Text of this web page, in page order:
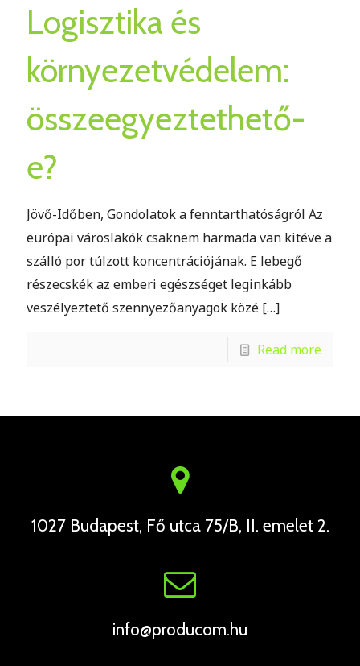
Logisztika és
környezetvédelem:
összeegyeztethető-
e?
Jövő-Időben, Gondolatok a fenntarthatóságról Az
európai városlakók csaknem harmada van kitéve a
szálló por túlzott koncentrációjának. E lebegő
részecskék az emberi egészséget leginkább
veszélyeztető szennyezőanyagok közé […]
Read more
1027 Budapest, Fő utca 75/B, II. emelet 2.
info@producom.hu